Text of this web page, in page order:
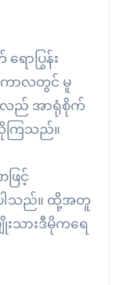
ာပြွန်း
ာလတွင် မူ
လည် အာရုံစိုက်
ကြသည်။
ြင့်
ါသည်။ ထို့အတူ
းသားဒီမိုကရေ